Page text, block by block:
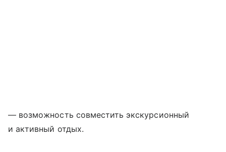
— возможность совместить экскурсионный
и активный отдых.